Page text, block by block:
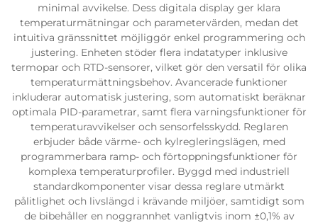
minimal avvikelse. Dess digitala display ger klara
temperaturmätningar och parametervärden, medan det
intuitiva gränssnittet möjliggör enkel programmering och
justering. Enheten stöder flera indatatyper inklusive
termopar och RTD-sensorer, vilket gör den versatil för olika
temperaturmättningsbehov. Avancerade funktioner
inkluderar automatisk justering, som automatiskt beräknar
optimala PID-parametrar, samt flera varningsfunktioner för
temperaturavvikelser och sensorfelsskydd. Reglaren
erbjuder både värme- och kylregleringslägen, med
programmerbara ramp- och förtoppningsfunktioner för
komplexa temperaturprofiler. Byggd med industriell
standardkomponenter visar dessa reglare utmärkt
pålitlighet och livslängd i krävande miljöer, samtidigt som
de bibehåller en noggrannhet vanligtvis inom ±0,1% av